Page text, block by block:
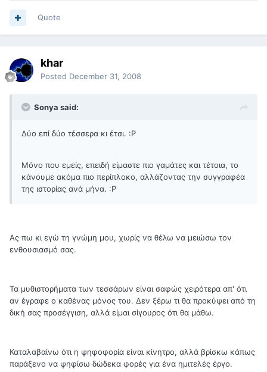
Quote
khar
Posted December 31, 2008
Sonya said:
Δύο επί δύο τέσσερα κι έτσι. :Ρ
Μόνο που εμείς, επειδή είμαστε πιο γαμάτες και τέτοια, το
κάνουμε ακόμα πιο περίπλοκο, αλλάζοντας την συγγραφέα
της ιστορίας ανά μήνα. :Ρ
Ας πω κι εγώ τη γνώμη μου, χωρίς να θέλω να μειώσω τον
ενθουσιασμό σας.
Τα μυθιστορήματα των τεσσάρων είναι σαφώς χειρότερα απ' ότι
αν έγραφε ο καθένας μόνος του. Δεν ξέρω τι θα προκύψει από τη
δική σας προσέγγιση, αλλά είμαι σίγουρος ότι θα μάθω.
Καταλαβαίνω ότι η ψηφοφορία είναι κίνητρο, αλλά βρίσκω κάπως
παράξενο να ψηφίσω δώδεκα φορές για ένα ημιτελές έργο.